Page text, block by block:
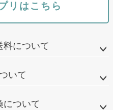
リはこちら
料について
いて
について